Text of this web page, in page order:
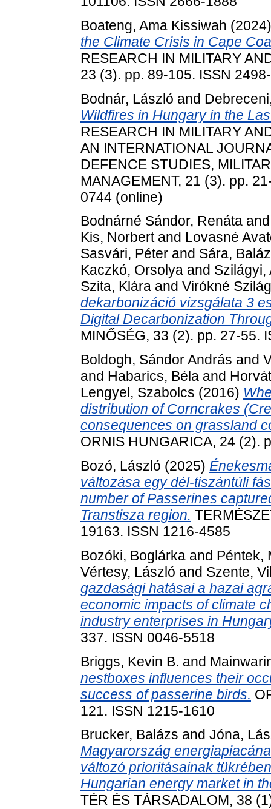
Boateng, Ama Kissiwah
the Climate Crisis in Cape
RESEARCH IN MILITARY
23 (3). pp. 89-105. ISSN
Bodnár, László and
Wildfires in Hungary in the
RESEARCH IN MILITARY
AN INTERNATIONAL
DEFENCE STUDIES,
MANAGEMENT, 21 (3). pp.
0744 (online)
Bodnárné Sándor, Renáta
Kis, Norbertand Lovasné
Sasvári, Péter and Sára,
Kaczkó, Orsolya and Szilágyi,
Szita, Klára and Virókné
dekarbonizáció vizsgálata 3
Digital Decarbonization
MINŐSÉG, 33 (2). pp. 27-55.
Boldogh, Sándor András and
and Habarics, Béla and
Lengyel, Szabolcs (2016)
distribution of Corncrakes
consequences on grassland
ORNIS HUNGARICA, 24 (2).
Bozó, László (2025)
változása egy dél-tiszántúli
number of Passerines
Transtisza region.
19163. ISSN 1216-4585
Bozóki, Boglárka and Péntek,
Vértesy, László and Szente,
gazdasági hatásai a hazai
economic impacts of climate
industry enterprises in
337. ISSN 0046-5518
Briggs, Kevin B. and
nestboxes influences their
success of passerine birds.
121. ISSN 1215-1610
Brucker, Balázs and Jóna,
Magyarország
változó prioritásainak
Hungarian energy market in
TÉR ÉS TÁRSADALOM, 38